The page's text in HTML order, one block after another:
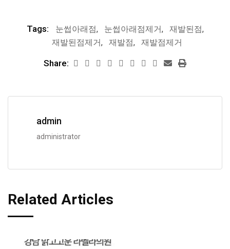
Tags: 눈썹아래점, 눈썹아래점제거, 재발된점,
재발된점제거, 재발점, 재발점제거
Share:
admin
administrator
Related Articles